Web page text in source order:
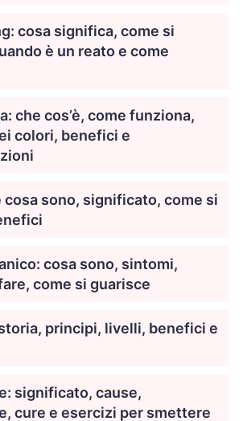
cosa significa, come si
è un reato e come
che cos’è, come funziona,
colori, benefici e
cosa sono, significato, come si
cosa sono, sintomi,
come si guarisce
storia, principi, livelli, benefici e
significato, cause,
cure e esercizi per smettere